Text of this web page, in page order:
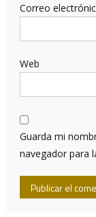
Correo
Web
Guarda mi
navegador para